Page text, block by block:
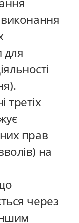
виконання
для
третіх
прав
на
через